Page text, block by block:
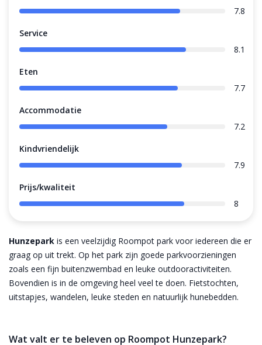
Hunzepark is een veelzijdig Roompot park voor iedereen die er
graag op uit trekt. Op het park zijn goede parkvoorzieningen
zoals een fijn buitenzwembad en leuke outdooractiviteiten.
Bovendien is in de omgeving heel veel te doen. Fietstochten,
uitstapjes, wandelen, leuke steden en natuurlijk hunebedden.
Wat valt er te beleven op Roompot Hunzepark?
7.8
Service
8.1
Eten
7.7
Accommodatie
7.2
Kindvriendelijk
7.9
Prijs/kwaliteit
8